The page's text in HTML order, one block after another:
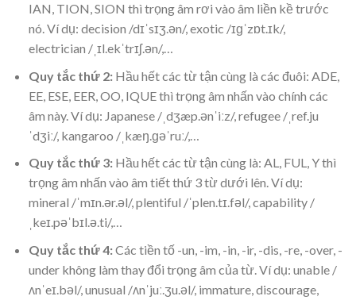
IAN, TION, SION thì trọng âm rơi vào âm liền kề trước
nó. Ví dụ: decision /dɪˈsɪʒ.ən/, exotic /ɪɡˈzɒt.ɪk/,
electrician /ˌɪl.ekˈtrɪʃ.ən/,…
Quy tắc thứ 2: Hầu hết các từ tận cùng là các đuôi: ADE,
EE, ESE, EER, OO, IQUE thì trọng âm nhấn vào chính các
âm này. Ví dụ: Japanese /ˌdʒæp.ənˈiːz/, refugee /ˌref.ju
ˈdʒiː/, kangaroo /ˌkæŋ.ɡəˈruː/,…
Quy tắc thứ 3:Hầu hết các từ tận cùng là: AL, FUL, Y thì
trọng âm nhấn vào âm tiết thứ 3 từ dưới lên. Ví dụ:
mineral /ˈmɪn.ər.əl/, plentiful /ˈplen.tɪ.fəl/, capability /
ˌkeɪ.pəˈbɪl.ə.ti/,…
Quy tắc thứ 4:Các tiền tố -un, -im, -in, -ir, -dis, -re, -over, -
under không làm thay đổi trọng âm của từ. Ví dụ: unable /
ʌnˈeɪ.bəl/, unusual /ʌnˈjuː.ʒu.əl/, immature, discourage,